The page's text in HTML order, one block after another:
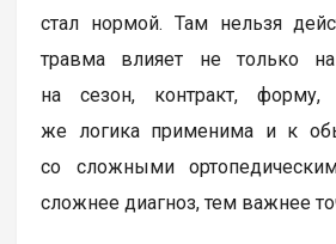
стал нормой. Там нельзя
травма влияет не только
на сезон, контракт,
же логика применима и к
со сложными
сложнее диагноз, тем важнее